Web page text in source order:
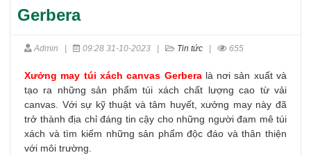
Gerbera
Admin 09:28 31-10-2023 Tin tức 655
Xưởng may túi xách canvas Gerberalà nơi sản xuất và
tạo ra những sản phẩm túi xách chất lượng cao từ vải
canvas. Với sự kỹ thuật và tâm huyết, xưởng may này đã
trở thành địa chỉ đáng tin cậy cho những người đam mê túi
xách và tìm kiếm những sản phẩm độc đáo và thân thiện
với môi trường.